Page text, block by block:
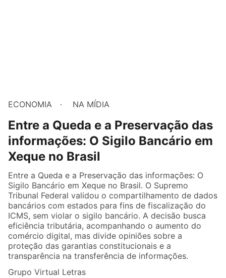
ECONOMIA NA MÍDIA
Entre a Queda e a Preservação das
informações: O Sigilo Bancário em
Xeque no Brasil
Entre a Queda e a Preservação das informações: O
Sigilo Bancário em Xeque no Brasil. O Supremo
Tribunal Federal validou o compartilhamento de dados
bancários com estados para fins de fiscalização do
ICMS, sem violar o sigilo bancário. A decisão busca
eficiência tributária, acompanhando o aumento do
comércio digital, mas divide opiniões sobre a
proteção das garantias constitucionais e a
transparência na transferência de informações.
Grupo Virtual Letras